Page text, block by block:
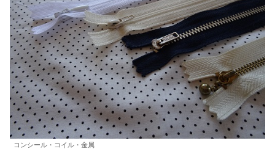
コンシール・コイル・金属